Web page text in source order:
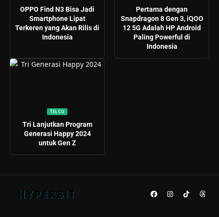
OPPO Find N3 Bisa Jadi
Smartphone Lipat
Terkeren yang Akan Rilis di
Indonesia
Pertama dengan
Snapdragon 8 Gen 3, iQOO
12 5G Adalah HP Android
Paling Powerful di
Indonesia
TELCO
Tri Lanjutkan Program
Generasi Happy 2024
untuk Gen Z